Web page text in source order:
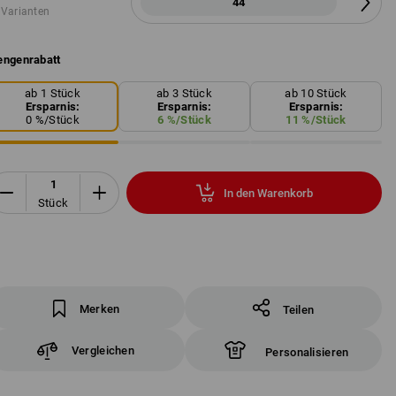
ab 1 Stück
Ersparnis:
0 %/Stück
ab 3 Stück
Ersparnis:
6 %/Stück
ab 10 Stück
Ersparnis:
11 %/Stück
Stück
In den Warenkorb
Merken Teilen
Vergleichen Personalisieren